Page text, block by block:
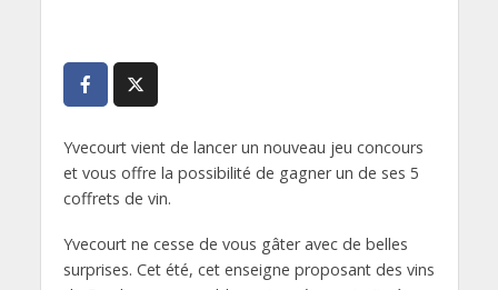
Yvecourt vient de lancer un nouveau jeu concours
et vous offre la possibilité de gagner un de ses 5
coffrets de vin.
Yvecourt ne cesse de vous gâter avec de belles
surprises. Cet été, cet enseigne proposant des vins